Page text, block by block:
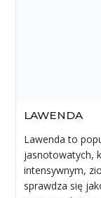
LAWENDA
Lawenda to
jasnotowatych,
intensywnym,
sprawdza się